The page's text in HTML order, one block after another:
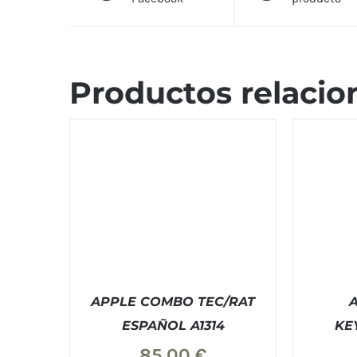
Productos
COMPRAR / DETALLES
APPLE COMBO TEC/RAT
ESPAÑOL A1314